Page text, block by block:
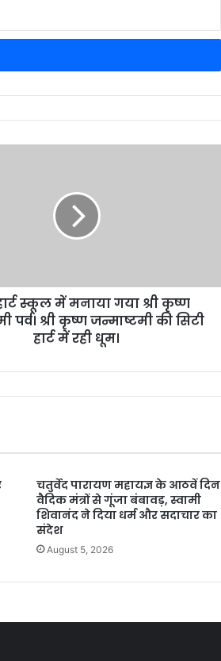
स्कूल में मनाया गया श्री कृष्ण
पर्व। श्री कृष्ण जन्माष्टमी की सिटी
हार्ट में रही धूम।
चतुर्वेद पारायण महायज्ञ के आठवें दिन
वैदिक मंत्रों से गूंजा बंबावड़, स्वामी
शिवानंद ने दिया धर्म और सदाचार का
संदेश
August 5, 2026